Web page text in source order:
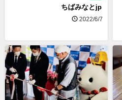
ちばみなとjp
2022/6/7